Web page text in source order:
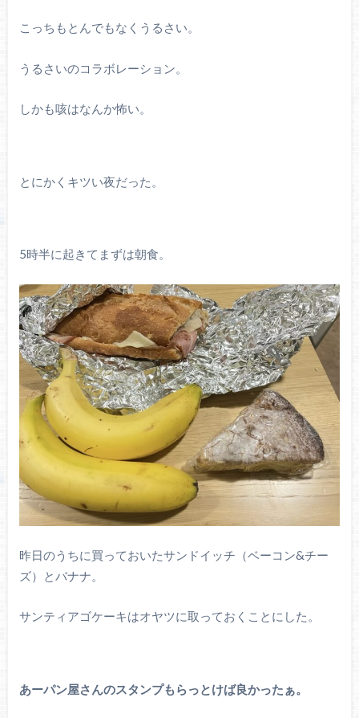
こっちもとんでもなくうるさい。
うるさいのコラボレーション。
しかも咳はなんか怖い。
とにかくキツい夜だった。
5時半に起きてまずは朝食。
昨日のうちに買っておいたサンドイッチ（ベーコン&チー
ズ）とバナナ。
サンティアゴケーキはオヤツに取っておくことにした。
あーパン屋さんのスタンプもらっとけば良かったぁ。